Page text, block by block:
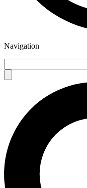
Navigation